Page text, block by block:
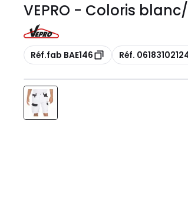
VEPRO - Coloris
Copie
Réf.fab BAE146 Copie
Réf.